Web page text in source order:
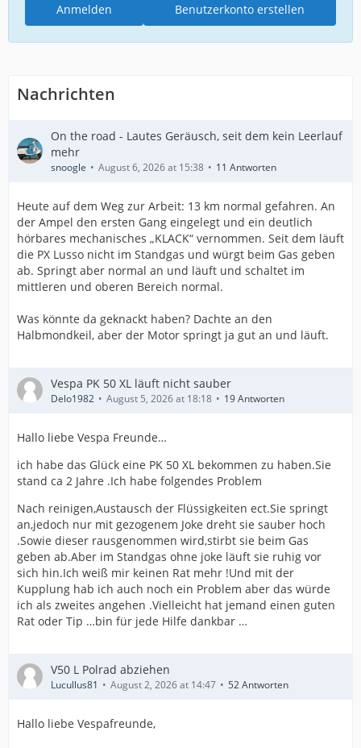
Benutzerkonto erstellen
Anmelden
Nachrichten
On the road - Lautes Geräusch, seit dem kein Leerlauf
mehr
snoogle August 6, 2026 at 15:38 11 Antworten
Heute auf dem Weg zur Arbeit: 13 km normal gefahren. An
der Ampel den ersten Gang eingelegt und ein deutlich
hörbares mechanisches „KLACK“ vernommen. Seit dem läuft
die PX Lusso nicht im Standgas und würgt beim Gas geben
ab. Springt aber normal an und läuft und schaltet im
mittleren und oberen Bereich normal.
Was könnte da geknackt haben? Dachte an den
Halbmondkeil, aber der Motor springt ja gut an und läuft.
Vespa PK 50 XL läuft nicht sauber
Delo1982 August 5, 2026 at 18:18 19 Antworten
Hallo liebe Vespa Freunde…
ich habe das Glück eine PK 50 XL bekommen zu haben.Sie
stand ca 2 Jahre .Ich habe folgendes Problem
Nach reinigen,Austausch der Flüssigkeiten ect.Sie springt
an,jedoch nur mit gezogenem Joke dreht sie sauber hoch
.Sowie dieser rausgenommen wird,stirbt sie beim Gas
geben ab.Aber im Standgas ohne joke läuft sie ruhig vor
sich hin.Ich weiß mir keinen Rat mehr !Und mit der
Kupplung hab ich auch noch ein Problem aber das würde
ich als zweites angehen .Vielleicht hat jemand einen guten
Rat oder Tip …bin für jede Hilfe dankbar …
V50 L Polrad abziehen
Lucullus81 August 2, 2026 at 14:47 52 Antworten
Hallo liebe Vespafreunde,